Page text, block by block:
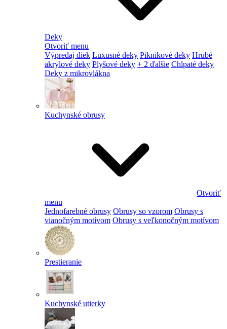
Deky
Otvoriť menu
Výpredaj diek Luxusné deky Piknikové deky Hrubé
akrylové deky Plyšové deky + 2 ďalšie Chlpaté deky
Deky z mikrovlákna
Kuchynské obrusy
Otvoriť
menu
Jednofarebné obrusy Obrusy so vzorom Obrusy s
vianočným motívom Obrusy s veľkonočným motívom
Prestieranie
Kuchynské utierky